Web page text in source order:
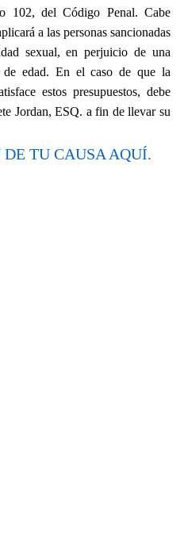
102, del Código Penal. Cabe
a las personas sancionadas
sexual, en perjuicio de una
de edad. En el caso de que la
estos presupuestos, debe
Jordan, ESQ. a fin de llevar su
TU CAUSA AQUÍ.